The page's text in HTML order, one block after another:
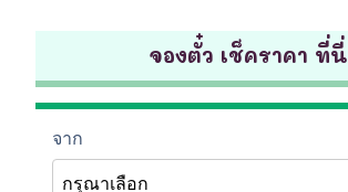
จองตั๋ว เช็คราคา ที่นี่